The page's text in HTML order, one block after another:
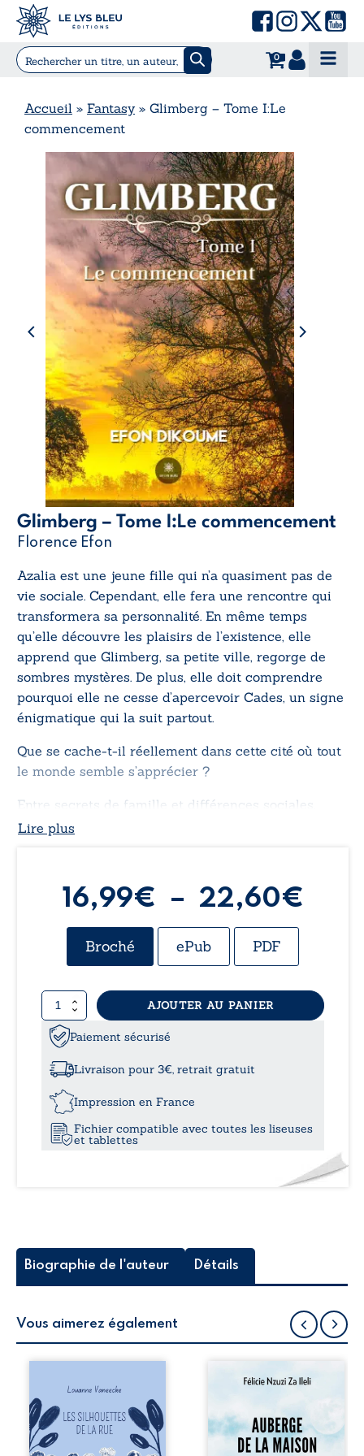
0
Accueil » Fantasy» Glimberg – Tome I:Le
commencement
Glimberg – Tome I:Le commencement
Florence Efon
Azalia est une jeune fille qui n’a quasiment pas de
vie sociale. Cependant, elle fera une rencontre qui
transformera sa personnalité. En même temps
qu’elle découvre les plaisirs de l’existence, elle
apprend que Glimberg, sa petite ville, regorge de
sombres mystères. De plus, elle doit comprendre
pourquoi elle ne cesse d’apercevoir Cades, un signe
énigmatique qui la suit partout.
Que se cache-t-il réellement dans cette cité où tout
le monde semble s’apprécier ?
Entre secrets de famille et différences sociales,
entrons avec Azalia dans la noirceur glimbergeoise.
Lire plus
16,99€ – 22,60€
Broché ePub PDF
quantité
de
Glimberg
Tome
commencement
AJOUTER AU PANIER
Paiement sécurisé
Livraison pour 3€, retrait gratuit
Impression en France
Fichier compatible avec toutes les liseuses
et tablettes
Biographie de l'auteur Détails
Vous aimerez également
la rue donne la
parole à six
personnages
ordinaires,
traversés par des
Auberge de la
récit-témoignage
consacré au
parcours